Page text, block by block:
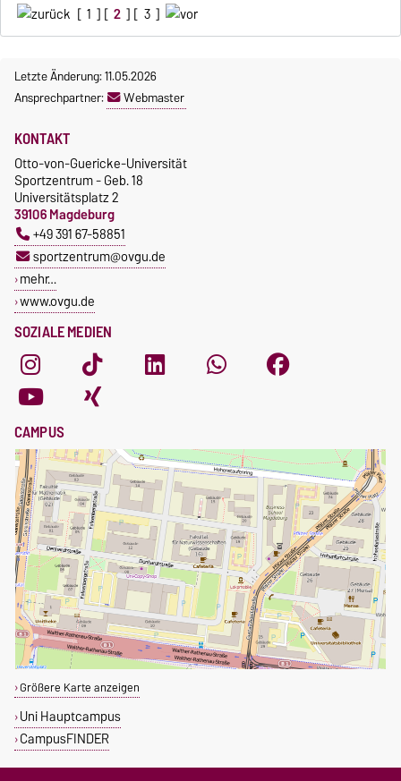
[ 1 ] [ 2 ] [ 3 ]
Letzte Änderung: 11.05.2026
Ansprechpartner:
Webmaster
SOZIALE MEDIEN
KONTAKT
Otto-von-Guericke-Universität
Sportzentrum - Geb. 18
Universitätsplatz 2
39106 Magdeburg
+49 391 67-58851
sportzentrum@ovgu.de
mehr…
www.ovgu.de
CAMPUS
Größere Karte anzeigen
Uni Hauptcampus
CampusFINDER